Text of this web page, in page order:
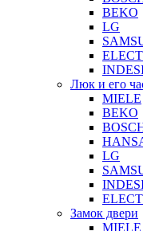
BEKO
LG
Люк и его
MIELE
BEKO
LG
Замок двери
MIELE